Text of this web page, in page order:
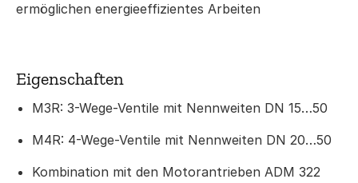
ermöglichen energieeffizientes Arbeiten
Eigenschaften
M3R: 3-Wege-Ventile mit Nennweiten DN 15…50
M4R: 4-Wege-Ventile mit Nennweiten DN 20…50
Kombination mit den Motorantrieben ADM 322